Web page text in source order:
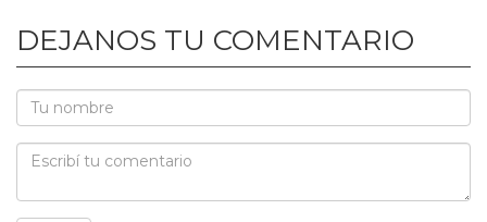
DEJANOS TU COMENTARIO